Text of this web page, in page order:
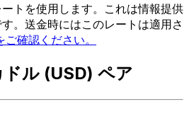
トを使用します。これは情報提供
。送金時にはこのレートは適用さ
確認ください。
ル (USD) ペア